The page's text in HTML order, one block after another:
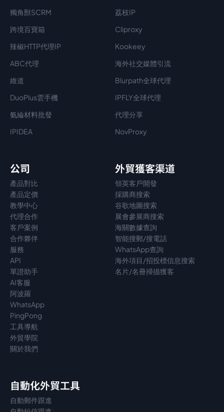
獨角獸SCRM
荔枝IP
跨境百寶箱
Cliproxy
辣椒HTTP代理IP
Kookeey
ABC代理
海外社交媒體引流
維道
Blurpath全球代理
DuoPlus雲手機
IPFLY全球代理
氨綸材料批發
代理分享
IPIDEA
NovProxy
公司
產品對比
產品定價
教學中心
代理合作
客戶案例
合作夥伴
服務
API
單證助手
AI客服
阿波羅
WhatsApp
PingPong
工具導航
外貿學院
關於我們
外貿獲客渠道
領英客戶開發
採購商搜索
谷歌地圖搜索
展會參展商搜索
海關數據查詢
智能搜郵/搜電話
WhatsApp查詢
海外項目/招投標信息搜索
名片/名冊掃描獲客
自動化外貿工具
自動郵件跟進